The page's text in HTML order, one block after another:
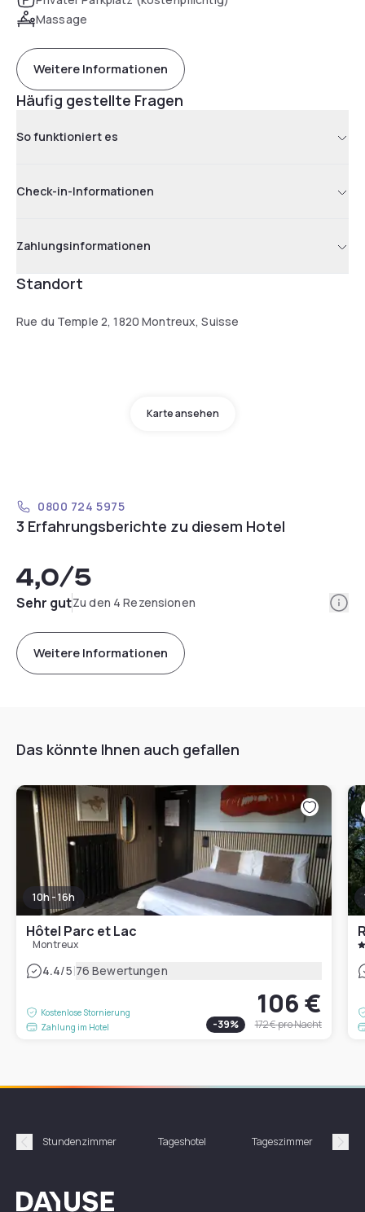
Massage
Weitere Informationen
Häufig gestellte Fragen
So funktioniert es
Check-in-Informationen
Zahlungsinformationen
Standort
Rue du Temple 2, 1820 Montreux, Suisse
Karte ansehen
0800 724 5975
3 Erfahrungsberichte zu diesem Hotel
4,0/5
Sehr gutZu den 4 Rezensionen
Weitere Informationen
Das könnte Ihnen auch gefallen
10h - 16h
Hôtel Parc et Lac
Montreux
4.4/5|76 Bewertungen
Kostenlose Stornierung
Zahlung im Hotel
106 €
-39% 172 €pro Nacht
Précédent
Stundenzimmer Tageshotel Tageszimmer
Dayuse